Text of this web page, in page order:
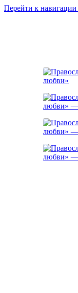
Перейти к навигации